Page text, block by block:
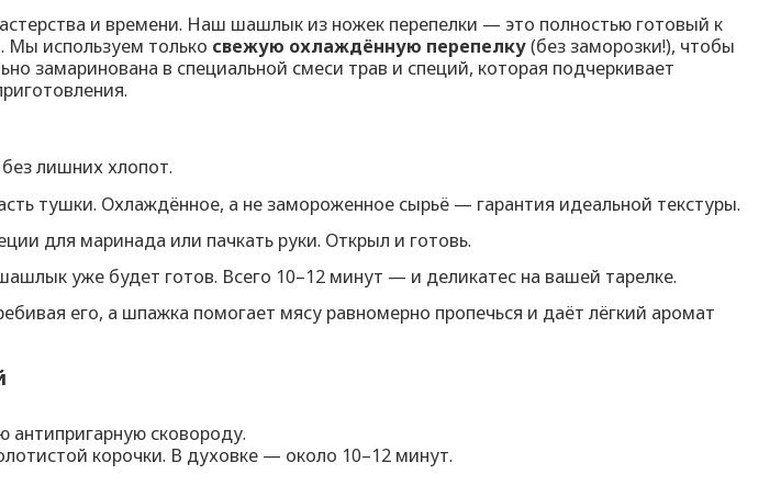
и времени. Наш шашлык из ножек перепелки — это полностью готовый к
Мы используем только свежую охлаждённую перепелку(без заморозки!), чтобы
замаринована в специальной смеси трав и специй, которая подчеркивает
лишних хлопот.
тушки. Охлаждённое, а не замороженное сырьё — гарантия идеальной текстуры.
для маринада или пачкать руки. Открыл и готовь.
уже будет готов. Всего 10–12 минут — и деликатес на вашей тарелке.
его, а шпажка помогает мясу равномерно пропечься и даёт лёгкий аромат
антипригарную сковороду.
корочки. В духовке — около 10–12 минут.